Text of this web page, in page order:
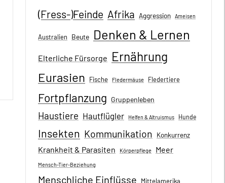
(Fress-)Feinde Afrika Aggression Ameisen
Australien Beute Denken & Lernen
Elterliche Fürsorge Ernährung
Eurasien Fische Fledermäuse Fledertiere
Fortpflanzung Gruppenleben
Haustiere Hautflügler Helfen & Altruismus Hunde
Insekten Kommunikation Konkurrenz
Krankheit & Parasiten Körperpflege Meer
Mensch-Tier-Beziehung
Menschliche Einflüsse Mittelamerika